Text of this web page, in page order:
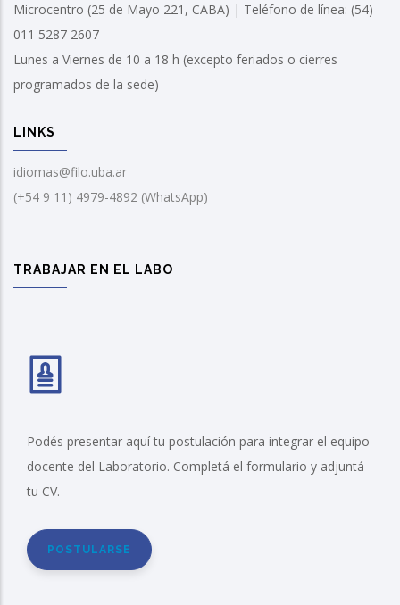
Microcentro (25 de Mayo 221, CABA) | Teléfono de línea: (54)
011 5287 2607
Lunes a Viernes de 10 a 18 h (excepto feriados o cierres
programados de la sede)
LINKS
idiomas@filo.uba.ar
(+54 9 11) 4979-4892 (WhatsApp)
TRABAJAR EN EL LABO
Podés presentar aquí tu postulación para integrar el equipo
docente del Laboratorio. Completá el formulario y adjuntá
tu CV.
POSTULARSE